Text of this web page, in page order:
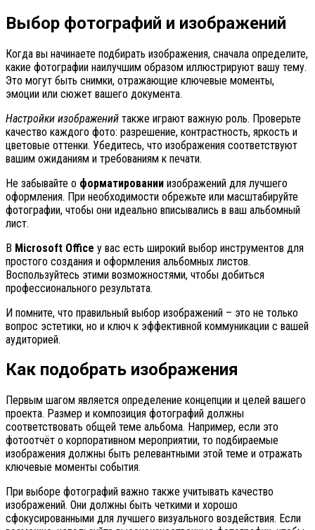
Выбор фотографий и изображений
Когда вы начинаете подбирать изображения, сначала определите,
какие фотографии наилучшим образом иллюстрируют вашу тему.
Это могут быть снимки, отражающие ключевые моменты,
эмоции или сюжет вашего документа.
Настройки изображений также играют важную роль. Проверьте
качество каждого фото: разрешение, контрастность, яркость и
цветовые оттенки. Убедитесь, что изображения соответствуют
вашим ожиданиям и требованиям к печати.
Не забывайте о форматировании изображений для лучшего
оформления. При необходимости обрежьте или масштабируйте
фотографии, чтобы они идеально вписывались в ваш альбомный
лист.
В Microsoft Office у вас есть широкий выбор инструментов для
простого создания и оформления альбомных листов.
Воспользуйтесь этими возможностями, чтобы добиться
профессионального результата.
И помните, что правильный выбор изображений – это не только
вопрос эстетики, но и ключ к эффективной коммуникации с вашей
аудиторией.
Как подобрать изображения
Первым шагом является определение концепции и целей вашего
проекта. Размер и композиция фотографий должны
соответствовать общей теме альбома. Например, если это
фотоотчёт о корпоративном мероприятии, то подбираемые
изображения должны быть релевантными этой теме и отражать
ключевые моменты события.
При выборе фотографий важно также учитывать качество
изображений. Они должны быть четкими и хорошо
сфокусированными для лучшего визуального воздействия. Если